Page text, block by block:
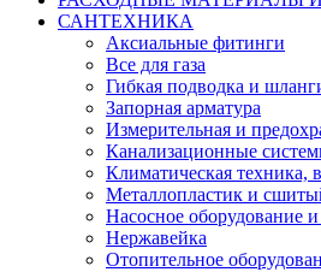
САНТЕХНИКА
Аксиальные фитинги
Все для газа
Гибкая подводка и
Запорная арматура
Измерительная и
Канализационные
Климатическая техника,
Металлопластик и
Насосное оборудование
Нержавейка
Отопительное